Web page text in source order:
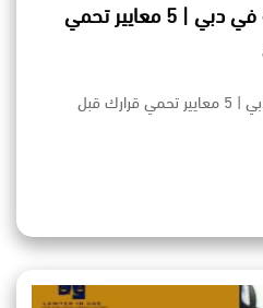
محامي أحوال شخصية في دبي | 5 معايير تحمي
محامي أحوال شخصية في دبي | 5 معايير تحمي قرارك قبل